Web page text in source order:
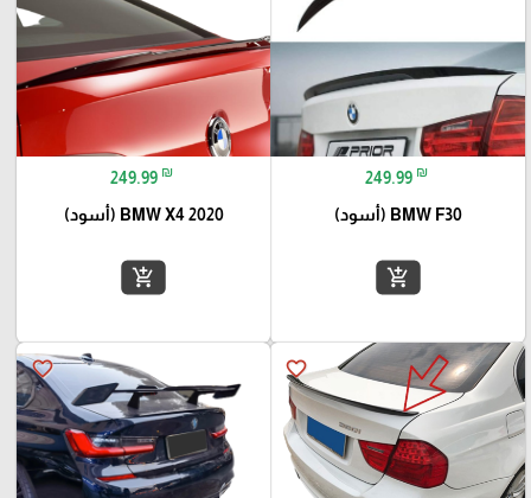
249.99 ₪
BMW F30 (أسود)
add_shopping_cart
249.99 ₪
BMW X4 2020 (أسود)
add_shopping_cart
favorite_border
favorite_border